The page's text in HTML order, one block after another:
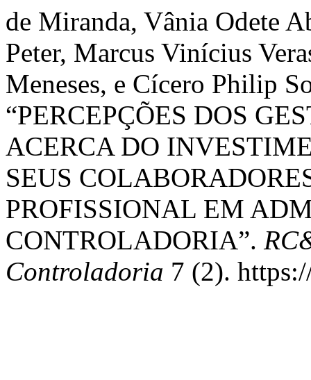
de Miranda, Vânia Odete
Peter, Marcus Vinícius
Meneses, e Cícero Philip
“PERCEPÇÕES DOS
ACERCA DO
SEUS
PROFISSIONAL EM
CONTROLADORIA”.
Controladoria 7 (2).